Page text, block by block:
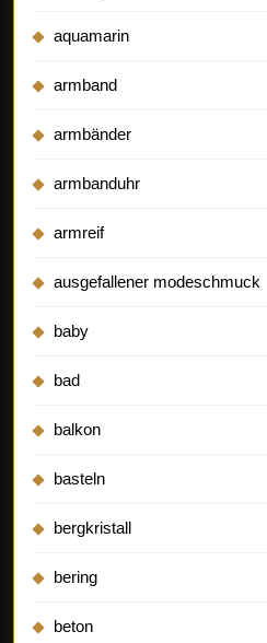
aquamarin
armband
armbänder
armbanduhr
armreif
ausgefallener modeschmuck
baby
bad
balkon
basteln
bergkristall
bering
beton